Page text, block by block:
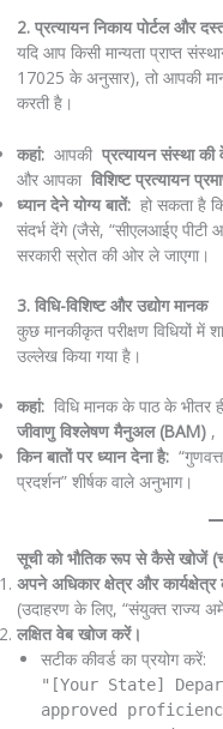
2. प्रत्यायन निकाय पोर्टल और
यदि आप किसी मान्यता प्राप्त
17025 के अनुसार), तो आपकी
करती है।
कहां:आपकी प्रत्यायन संस्था की
और आपका विशिष्ट प्रत्यायन
ध्यान देने योग्य बातें:हो सकता है
संदर्भ देंगे (जैसे, “सीएलआईए
सरकारी स्रोत की ओर ले जाएगा।
3. विधि-विशिष्ट और उद्योग मानक
कुछ मानकीकृत परीक्षण विधियों में
उल्लेख किया गया है।
कहां:विधि मानक के पाठ के भीतर
जीवाणु विश्लेषण मैनुअल (BAM),
किन बातों पर ध्यान देना है:
प्रदर्शन” शीर्षक वाले अनुभाग।
सूची को भौतिक रूप से कैसे खोजें
अपने अधिकार क्षेत्र और
(उदाहरण के लिए, “संयुक्त राज्य
लक्षित वेब खोज करें।
सटीक कीवर्ड का प्रयोग करें:
"[Your State]
approved